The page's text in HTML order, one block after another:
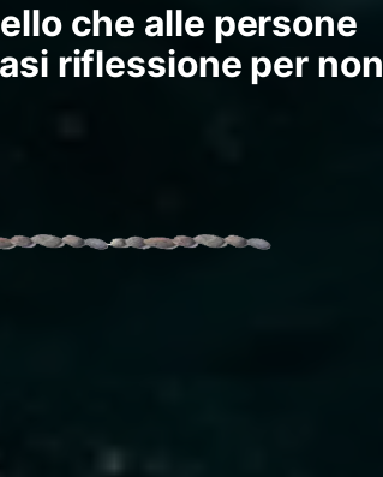
che alle persone
riflessione per non